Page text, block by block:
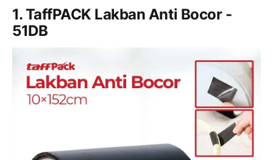
1. TaffPACK Lakban Anti Bocor -
51DB